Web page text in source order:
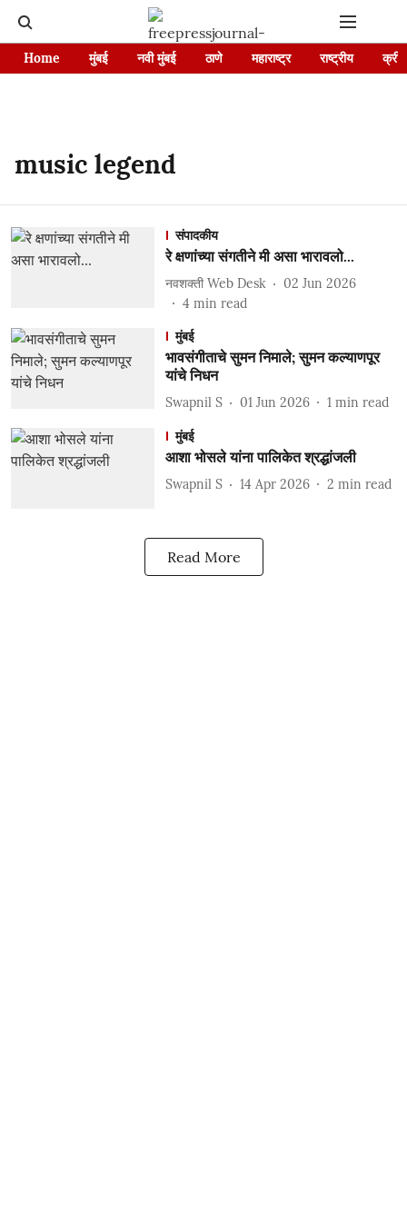
Home मुंबई नवी मुंबई ठाणे महाराष्ट्र राष्ट्रीय
music legend
संपादकीय
रे क्षणांच्या संगतीने मी असा भारावलो...
नवशक्ती Web Desk
02 Jun 2026
4 min read
मुंबई
भावसंगीताचे सुमन निमाले; सुमन कल्याणपूर
यांचे निधन
Swapnil S 01 Jun 2026 1 min read
मुंबई
आशा भोसले यांना पालिकेत श्रद्धांजली
Swapnil S 14 Apr 2026 2 min read
Read More